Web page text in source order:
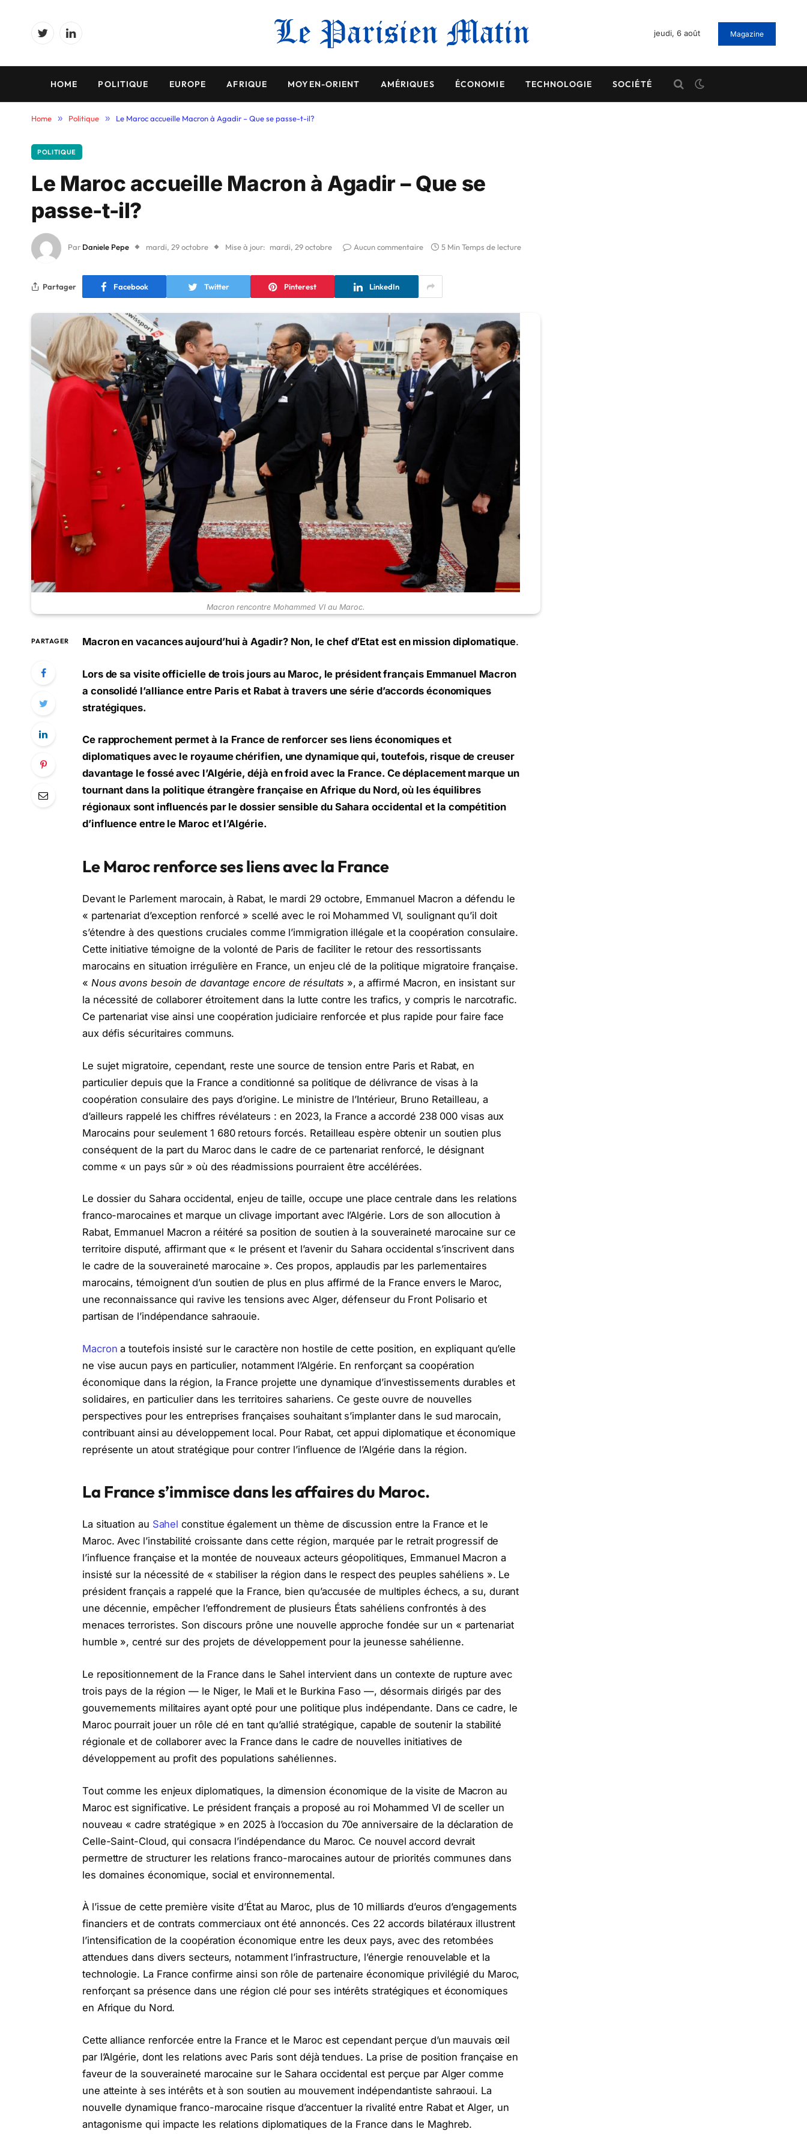
TwitterLinkedIn
jeudi, 6 août Magazine
HOME POLITIQUE EUROPE AFRIQUE MOYEN-ORIENT AMÉRIQUES ÉCONOMIE TECHNOLOGIE SOCIÉTÉ
Home » Politique » Le Maroc accueille Macron à Agadir – Que se passe-t-il?
POLITIQUE
Le Maroc accueille Macron à Agadir – Que se
passe-t-il?
Par Daniele Pepe mardi, 29 octobre Mise à jour: mardi, 29 octobre Aucun commentaire 5 Min Temps de lecture
Partager Facebook Twitter Pinterest LinkedIn
Macron rencontre Mohammed VI au Maroc.
PARTAGER Macron en vacances aujourd’hui à Agadir? Non, le chef d’Etat est en mission diplomatique.
Lors de sa visite officielle de trois jours au Maroc, le président français Emmanuel Macron
a consolidé l’alliance entre Paris et Rabat à travers une série d’accords économiques
stratégiques.
Ce rapprochement permet à la France de renforcer ses liens économiques et
diplomatiques avec le royaume chérifien, une dynamique qui, toutefois, risque de creuser
davantage le fossé avec l’Algérie, déjà en froid avec la France. Ce déplacement marque un
tournant dans la politique étrangère française en Afrique du Nord, où les équilibres
régionaux sont influencés par le dossier sensible du Sahara occidental et la compétition
d’influence entre le Maroc et l’Algérie.
Le Maroc renforce ses liens avec la France
Devant le Parlement marocain, à Rabat, le mardi 29 octobre, Emmanuel Macron a défendu le
« partenariat d’exception renforcé » scellé avec le roi Mohammed VI, soulignant qu’il doit
s’étendre à des questions cruciales comme l’immigration illégale et la coopération consulaire.
Cette initiative témoigne de la volonté de Paris de faciliter le retour des ressortissants
marocains en situation irrégulière en France, un enjeu clé de la politique migratoire française.
« Nous avons besoin de davantage encore de résultats », a affirmé Macron, en insistant sur
la nécessité de collaborer étroitement dans la lutte contre les trafics, y compris le narcotrafic.
Ce partenariat vise ainsi une coopération judiciaire renforcée et plus rapide pour faire face
aux défis sécuritaires communs.
Le sujet migratoire, cependant, reste une source de tension entre Paris et Rabat, en
particulier depuis que la France a conditionné sa politique de délivrance de visas à la
coopération consulaire des pays d’origine. Le ministre de l’Intérieur, Bruno Retailleau, a
d’ailleurs rappelé les chiffres révélateurs : en 2023, la France a accordé 238 000 visas aux
Marocains pour seulement 1 680 retours forcés. Retailleau espère obtenir un soutien plus
conséquent de la part du Maroc dans le cadre de ce partenariat renforcé, le désignant
comme « un pays sûr » où des réadmissions pourraient être accélérées.
Le dossier du Sahara occidental, enjeu de taille, occupe une place centrale dans les relations
franco-marocaines et marque un clivage important avec l’Algérie. Lors de son allocution à
Rabat, Emmanuel Macron a réitéré sa position de soutien à la souveraineté marocaine sur ce
territoire disputé, affirmant que « le présent et l’avenir du Sahara occidental s’inscrivent dans
le cadre de la souveraineté marocaine ». Ces propos, applaudis par les parlementaires
marocains, témoignent d’un soutien de plus en plus affirmé de la France envers le Maroc,
une reconnaissance qui ravive les tensions avec Alger, défenseur du Front Polisario et
partisan de l’indépendance sahraouie.
Macron a toutefois insisté sur le caractère non hostile de cette position, en expliquant qu’elle
ne vise aucun pays en particulier, notamment l’Algérie. En renforçant sa coopération
économique dans la région, la France projette une dynamique d’investissements durables et
solidaires, en particulier dans les territoires sahariens. Ce geste ouvre de nouvelles
perspectives pour les entreprises françaises souhaitant s’implanter dans le sud marocain,
contribuant ainsi au développement local. Pour Rabat, cet appui diplomatique et économique
représente un atout stratégique pour contrer l’influence de l’Algérie dans la région.
La France s’immisce dans les affaires du Maroc.
La situation au Sahel constitue également un thème de discussion entre la France et le
Maroc. Avec l’instabilité croissante dans cette région, marquée par le retrait progressif de
l’influence française et la montée de nouveaux acteurs géopolitiques, Emmanuel Macron a
insisté sur la nécessité de « stabiliser la région dans le respect des peuples sahéliens ». Le
président français a rappelé que la France, bien qu’accusée de multiples échecs, a su, durant
une décennie, empêcher l’effondrement de plusieurs États sahéliens confrontés à des
menaces terroristes. Son discours prône une nouvelle approche fondée sur un « partenariat
humble », centré sur des projets de développement pour la jeunesse sahélienne.
Le repositionnement de la France dans le Sahel intervient dans un contexte de rupture avec
trois pays de la région — le Niger, le Mali et le Burkina Faso —, désormais dirigés par des
gouvernements militaires ayant opté pour une politique plus indépendante. Dans ce cadre, le
Maroc pourrait jouer un rôle clé en tant qu’allié stratégique, capable de soutenir la stabilité
régionale et de collaborer avec la France dans le cadre de nouvelles initiatives de
développement au profit des populations sahéliennes.
Tout comme les enjeux diplomatiques, la dimension économique de la visite de Macron au
Maroc est significative. Le président français a proposé au roi Mohammed VI de sceller un
nouveau « cadre stratégique » en 2025 à l’occasion du 70e anniversaire de la déclaration de
Celle-Saint-Cloud, qui consacra l’indépendance du Maroc. Ce nouvel accord devrait
permettre de structurer les relations franco-marocaines autour de priorités communes dans
les domaines économique, social et environnemental.
À l’issue de cette première visite d’État au Maroc, plus de 10 milliards d’euros d’engagements
financiers et de contrats commerciaux ont été annoncés. Ces 22 accords bilatéraux illustrent
l’intensification de la coopération économique entre les deux pays, avec des retombées
attendues dans divers secteurs, notamment l’infrastructure, l’énergie renouvelable et la
technologie. La France confirme ainsi son rôle de partenaire économique privilégié du Maroc,
renforçant sa présence dans une région clé pour ses intérêts stratégiques et économiques
en Afrique du Nord.
Cette alliance renforcée entre la France et le Maroc est cependant perçue d’un mauvais œil
par l’Algérie, dont les relations avec Paris sont déjà tendues. La prise de position française en
faveur de la souveraineté marocaine sur le Sahara occidental est perçue par Alger comme
une atteinte à ses intérêts et à son soutien au mouvement indépendantiste sahraoui. La
nouvelle dynamique franco-marocaine risque d’accentuer la rivalité entre Rabat et Alger, un
antagonisme qui impacte les relations diplomatiques de la France dans le Maghreb.